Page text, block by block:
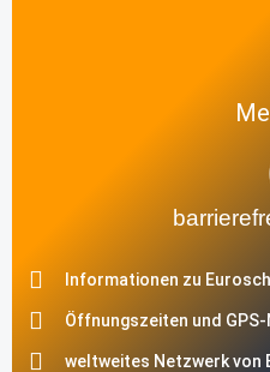
Informationen zu
Öffnungszeiten und
weltweites Netzwerk von